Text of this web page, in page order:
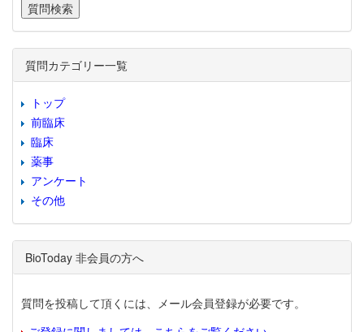
質問カテゴリー一覧
トップ
前臨床
臨床
薬事
アンケート
その他
BioToday 非会員の方へ
質問を投稿して頂くには、メール会員登録が必要です。